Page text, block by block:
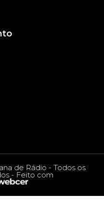
de Rádio - Todos os
- Feito com